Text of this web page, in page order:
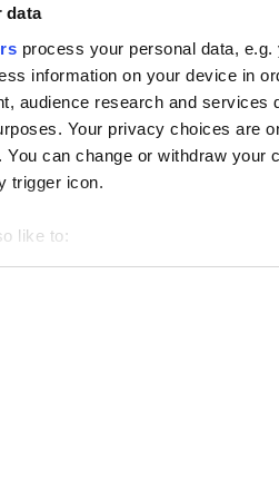
data
process your personal data,
information on your device in
audience research and services
Your privacy choices are
can change or withdraw
trigger icon.
like to:
about your geographical location
personal data is processed
content and ads, to provide
consent to the use of cookies by